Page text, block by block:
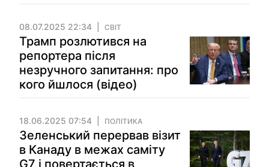
08.07.2025 22:34 СВІТ
Трамп розлютився на
репортера після
незручного запитання: про
кого йшлося (відео)
18.06.2025 07:54 ПОЛІТИКА
Зеленський перервав візит
в Канаду в межах саміту
G7 і повертається в